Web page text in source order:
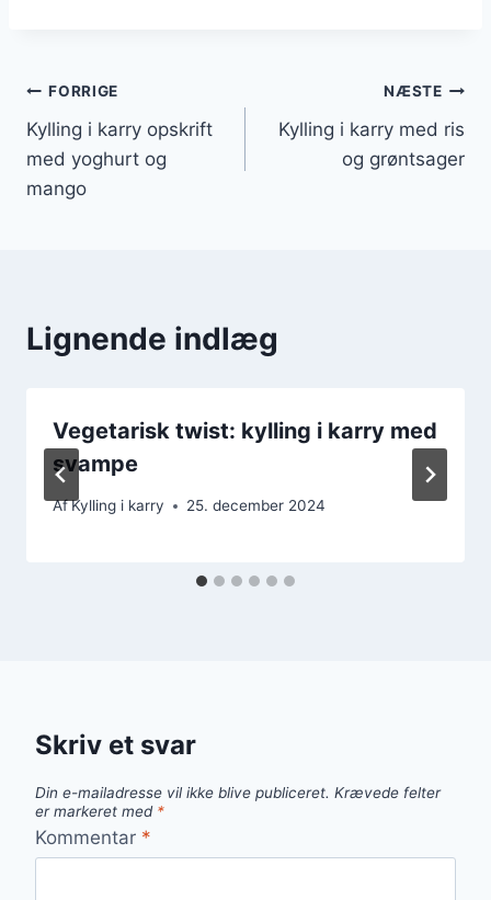
Indlægsnavigation
FORRIGE
Kylling i karry opskrift
med yoghurt og
mango
NÆSTE
Kylling i karry med ris
og grøntsager
Lignende indlæg
Vegetarisk twist: kylling i karry med
svampe
AfKylling i karry 25. december 2024
Skriv et svar
Din e-mailadresse vil ikke blive publiceret. Krævede felter
er markeret med *
Kommentar *